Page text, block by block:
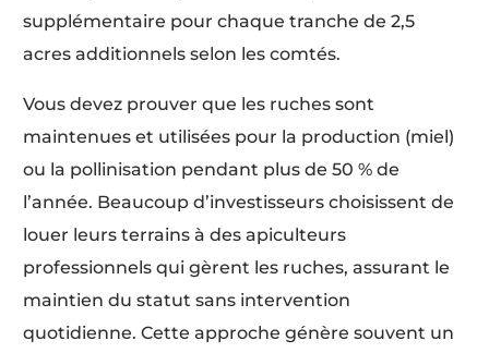
supplémentaire pour chaque tranche de 2,5
acres additionnels selon les comtés.
Vous devez prouver que les ruches sont
maintenues et utilisées pour la production (miel)
ou la pollinisation pendant plus de 50 % de
l’année. Beaucoup d’investisseurs choisissent de
louer leurs terrains à des apiculteurs
professionnels qui gèrent les ruches, assurant le
maintien du statut sans intervention
quotidienne. Cette approche génère souvent un